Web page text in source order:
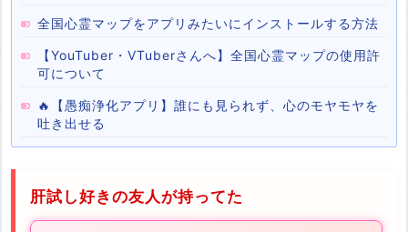
全国心霊マップをアプリみたいにインストールする方法
【YouTuber・VTuberさんへ】全国心霊マップの使用許
可について
🔥【愚痴浄化アプリ】誰にも見られず、心のモヤモヤを
吐き出せる
肝試し好きの友人が持ってた